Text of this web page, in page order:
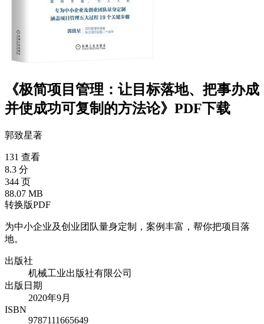
《极简项目管理：让目标落地、把事办成
并使成功可复制的方法论》PDF下载
郭致星著
131 查看
8.3 分
344 页
88.07 MB
转换版PDF
为中小企业及创业团队量身定制，案例丰富，帮你把项目落
地。
出版社
机械工业出版社有限公司
出版日期
2020年9月
ISBN
9787111665649